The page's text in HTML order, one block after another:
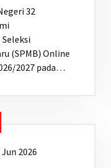
32
(SPMB) Online
2027 pada…
Jun 2026